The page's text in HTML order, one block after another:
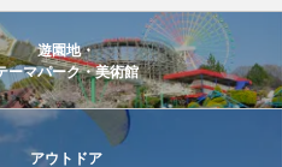
遊園地・
ーマパーク・美術館
アウトドア